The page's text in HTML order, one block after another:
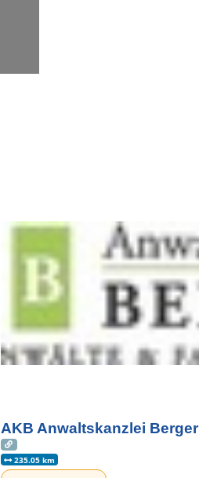
AKB Anwaltskanzlei Berger
235.05 km